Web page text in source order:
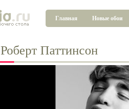
Главная Новые обои
Роберт Паттинсон